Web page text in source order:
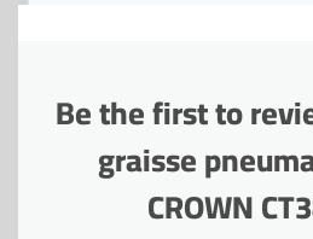
Be the first to
graisse
CROWN